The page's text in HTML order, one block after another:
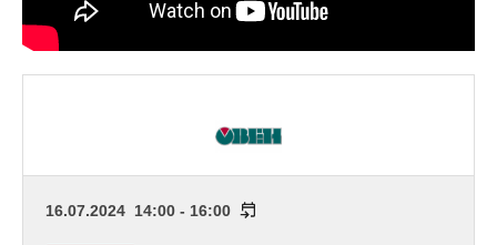
16.07.2024 14:00 - 16:00